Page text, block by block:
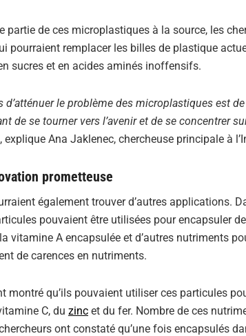
partie de ces microplastiques à la source, les
pourraient remplacer les billes de plastique
sucres et en acides aminés inoffensifs.
d’atténuer le problème des microplastiques est
de se tourner vers l’avenir et de se concentrer
explique Ana Jaklenec, chercheuse principale à
prometteuse
également trouver d’autres applications.
pouvaient être utilisées pour encapsuler
vitamine A encapsulée et d’autres nutriments
de carences en nutriments.
montré qu’ils pouvaient utiliser ces particules
C, du zinc et du fer. Nombre de ces
ont constaté qu’une fois encapsulés